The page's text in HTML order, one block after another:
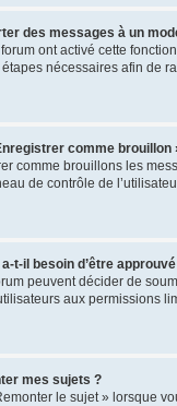
des messages à un
ont activé cette
nécessaires afin de
comme brouillon
comme brouillons les
de contrôle de
t-il besoin d’être
peuvent décider de
aux permissions
mes sujets ?
le sujet » lorsque